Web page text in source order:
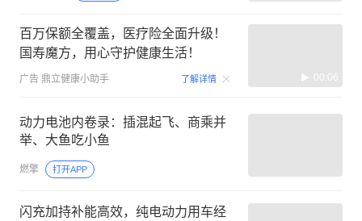
百万保额全覆盖，医疗险全面升级！
国寿魔方，用心守护健康生活！
广告 鼎立健康小助手 了解详情 00:06
动力电池内卷录：插混起飞、商乘并
举、大鱼吃小鱼
燃擎 打开APP
闪充加持补能高效，纯电动力用车经